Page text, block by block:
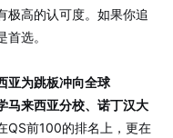
极高的认可度。如果你追
选。
为跳板冲向全球
马来西亚分校、诺丁汉大
QS前100的排名上，更在